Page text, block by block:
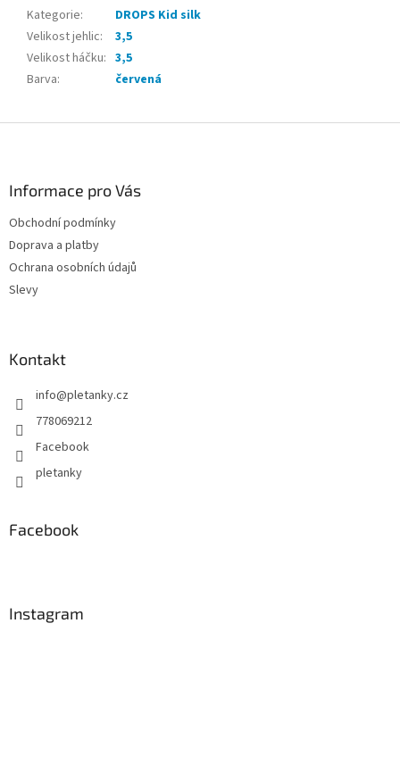
Kategorie:
DROPS Kid silk
Velikost jehlic:
3,5
Velikost háčku: 3,5
Barva: červená
Informace pro Vás
Obchodní podmínky
Doprava a platby
Ochrana osobních údajů
Slevy
Kontakt
info@pletanky.cz
778069212
Facebook
pletanky
Facebook
Instagram